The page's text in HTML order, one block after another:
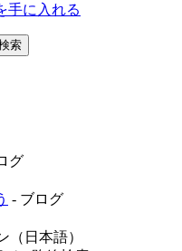
手に入れる
グ
- ブログ
（日本語）